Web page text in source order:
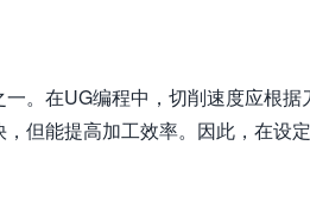
。在UG编程中，切削速度应根据
但能提高加工效率。因此，在设